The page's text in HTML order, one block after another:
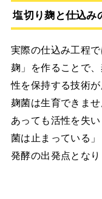
塩切り麹と仕込み
実際の仕込み工程
麹」を作ることで
性を保持する技術
麹菌は生育できま
あっても活性を失
菌は止まっている
発酵の出発点となり